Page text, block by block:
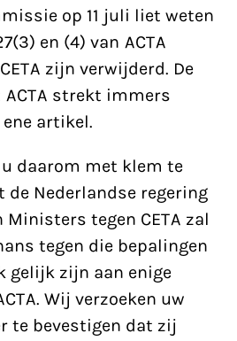
op 11 juli liet weten
en (4) van ACTA
zijn verwijderd. De
strekt immers
artikel.
daarom met klem te
de Nederlandse regering
Ministers tegen CETA zal
tegen die bepalingen
gelijk zijn aan enige
Wij verzoeken uw
te bevestigen dat zij